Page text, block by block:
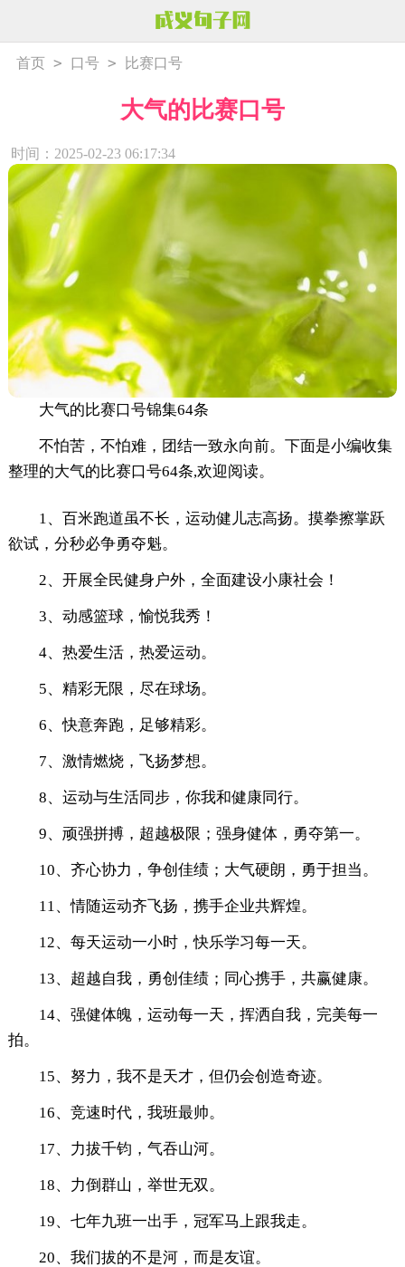
首页 > 口号 > 比赛口号
大气的比赛口号
时间：2025-02-23 06:17:34
大气的比赛口号锦集64条
不怕苦，不怕难，团结一致永向前。下面是小编收集
整理的大气的比赛口号64条,欢迎阅读。
1、百米跑道虽不长，运动健儿志高扬。摸拳擦掌跃
欲试，分秒必争勇夺魁。
2、开展全民健身户外，全面建设小康社会！
3、动感篮球，愉悦我秀！
4、热爱生活，热爱运动。
5、精彩无限，尽在球场。
6、快意奔跑，足够精彩。
7、激情燃烧，飞扬梦想。
8、运动与生活同步，你我和健康同行。
9、顽强拼搏，超越极限；强身健体，勇夺第一。
10、齐心协力，争创佳绩；大气硬朗，勇于担当。
11、情随运动齐飞扬，携手企业共辉煌。
12、每天运动一小时，快乐学习每一天。
13、超越自我，勇创佳绩；同心携手，共赢健康。
14、强健体魄，运动每一天，挥洒自我，完美每一
拍。
15、努力，我不是天才，但仍会创造奇迹。
16、竞速时代，我班最帅。
17、力拔千钧，气吞山河。
18、力倒群山，举世无双。
19、七年九班一出手，冠军马上跟我走。
20、我们拔的不是河，而是友谊。